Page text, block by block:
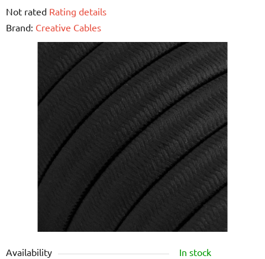
Availability
In stock
The
average
product
Not rated Rating details
Brand: Creative Cables